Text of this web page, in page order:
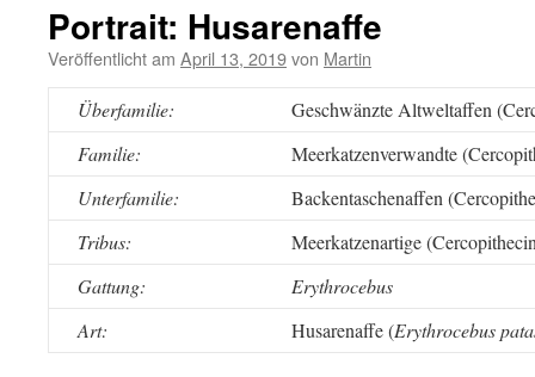
Portrait: Husarenaffe
Veröffentlicht am April 13, 2019von Martin
Überfamilie:
Geschwänzte Altweltaffen
Familie:
Meerkatzenverwandte
Unterfamilie:
Backentaschenaffen
Tribus:
Meerkatzenartige
Gattung:
Erythrocebus
Art:
Husarenaffe (Erythrocebus